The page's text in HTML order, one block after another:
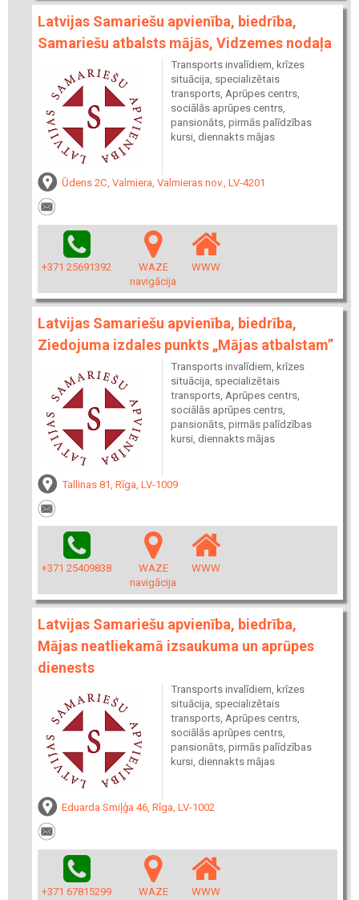
Latvijas Samariešu apvienība, biedrība,
Samariešu atbalsts mājās, Vidzemes nodaļa
Transports invalīdiem, krīzes
situācija, specializētais
transports, Aprūpes centrs,
sociālās aprūpes centrs,
pansionāts, pirmās palīdzības
kursi, diennakts mājas
Ūdens 2C, Valmiera, Valmieras nov., LV-4201
+371 25691392
WAZE
navigācija
WWW
Latvijas Samariešu apvienība, biedrība,
Ziedojuma izdales punkts „Mājas atbalstam”
Transports invalīdiem, krīzes
situācija, specializētais
transports, Aprūpes centrs,
sociālās aprūpes centrs,
pansionāts, pirmās palīdzības
kursi, diennakts mājas
Tallinas 81, Rīga, LV-1009
+371 25409838
WAZE
navigācija
WWW
Latvijas Samariešu apvienība, biedrība,
Mājas neatliekamā izsaukuma un aprūpes
dienests
Transports invalīdiem, krīzes
situācija, specializētais
transports, Aprūpes centrs,
sociālās aprūpes centrs,
pansionāts, pirmās palīdzības
kursi, diennakts mājas
Eduarda Smiļģa 46, Rīga, LV-1002
+371 67815299
WAZE
WWW